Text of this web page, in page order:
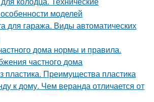
моделей
для гаража. Виды автоматических
дома нормы и правила.
частного дома
пластика. Преимущества пластика
к дому. Чем веранда отличается от